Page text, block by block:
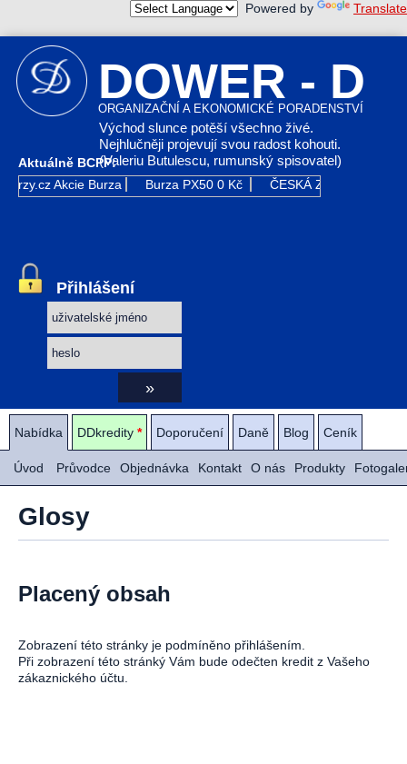
Powered by Translate
DOWER - D
ORGANIZAČNÍ A EKONOMICKÉ PORADENSTVÍ
Východ slunce potěší všechno živé.
Nejhlučněji projevují svou radost kohouti.
(Valeriu Butulescu, rumunský spisovatel)
Aktuálně BCPP:
Akcie Burza Burza PX50 0 Kč ČESKÁ ZBROJOVKA GR
Přihlášení
Nabídka DDkredity * Doporučení Daně Blog Ceník
Úvod Průvodce Objednávka Kontakt O nás Produkty
Glosy
Placený obsah
Zobrazení této stránky je podmíněno přihlášením.
Při zobrazení této stránký Vám bude odečten kredit z Vašeho
zákaznického účtu.